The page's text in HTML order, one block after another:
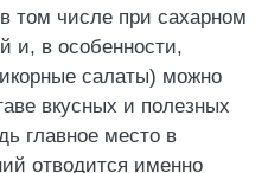
том числе при сахарном
и, в особенности,
салаты) можно
вкусных и полезных
главное место в
отводится именно